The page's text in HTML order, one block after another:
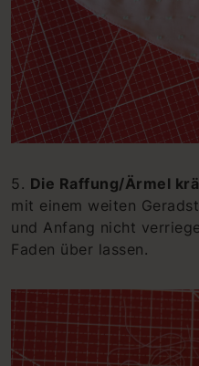
5. Die Raffung/Ärmel
mit einem weiten
und Anfang nicht
Faden über lassen.